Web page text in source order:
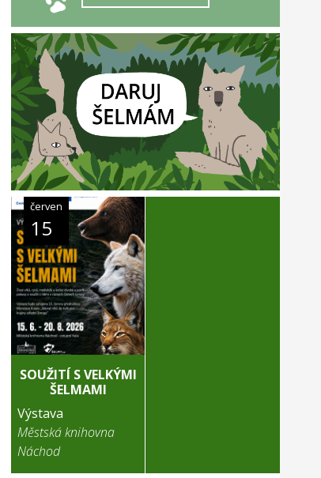
červen
15
SOUŽITÍ S VELKÝMI
ŠELMAMI
Výstava
Městská knihovna
Náchod